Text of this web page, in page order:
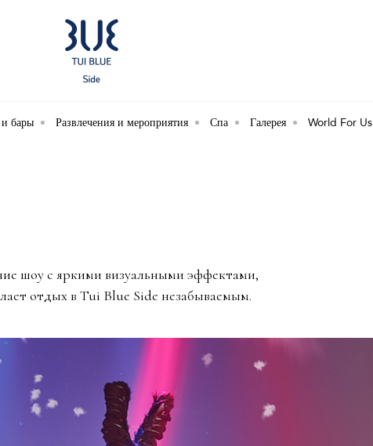
бары Развлечения и мероприятия Спа Галерея World For Us
шоу с яркими визуальными эффектами,
отдых в Tui Blue Side незабываемым.